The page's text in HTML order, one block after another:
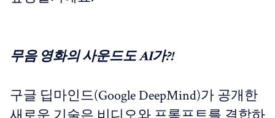
무음 영화의 사운드도 AI가?!
구글 딥마인드(Google DeepMind)가 공개한